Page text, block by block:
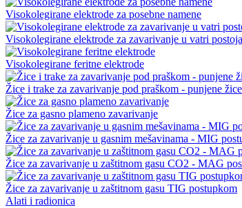
Visokolegirane elektrode za posebne namene
Visokolegirane elektrode za zavarivanje u vatri
Visokolegirane feritne elektrode
Žice i trake za zavarivanje pod praškom - punjene žice
Žice za gasno plameno zavarivanje
Žice za zavarivanje u gasnim mešavinama - MIG
Žice za zavarivanje u zaštitnom gasu CO2 - MAG
Žice za zavarivanje u zaštitnom gasu TIG postupkom
Alati i radionica